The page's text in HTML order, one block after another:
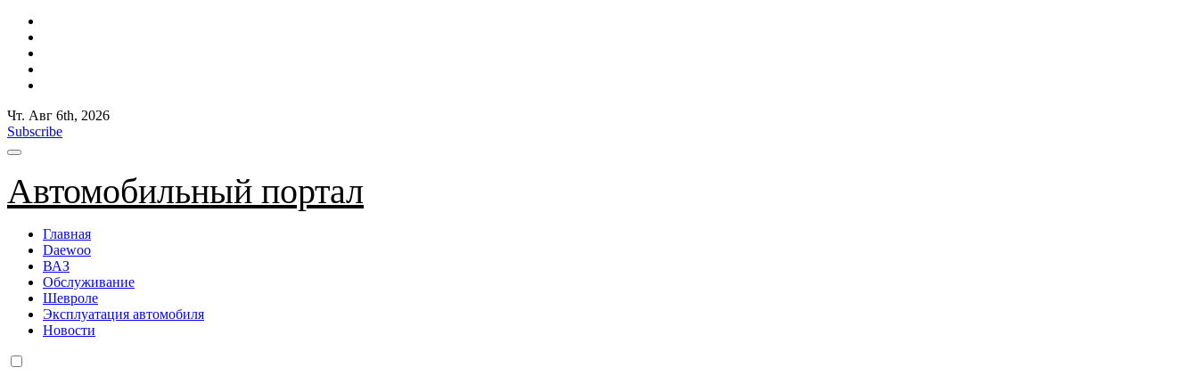
Чт. Авг 6th, 2026
Subscribe
Автомобильный портал
Главная
Daewoo
ВАЗ
Обслуживание
Шевроле
Эксплуатация автомобиля
Новости